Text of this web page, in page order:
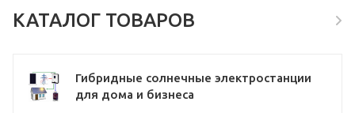
КАТАЛОГ ТОВАРОВ
Гибридные солнечные электростанции
для дома и бизнеса